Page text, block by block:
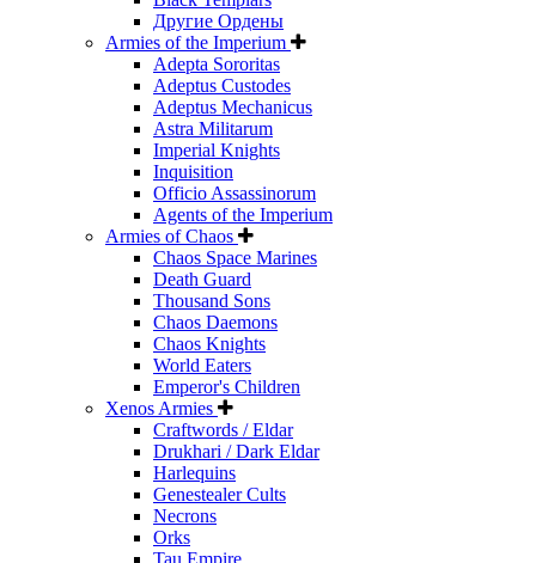
Другие Ордены
Armies of the Imperium
Adepta Sororitas
Adeptus Custodes
Adeptus Mechanicus
Astra Militarum
Imperial Knights
Inquisition
Officio Assassinorum
Agents of the Imperium
Armies of Chaos
Chaos Space Marines
Death Guard
Thousand Sons
Chaos Daemons
Chaos Knights
World Eaters
Emperor's Children
Xenos Armies
Craftwords / Eldar
Drukhari / Dark Eldar
Harlequins
Genestealer Cults
Necrons
Orks
Tau Empire